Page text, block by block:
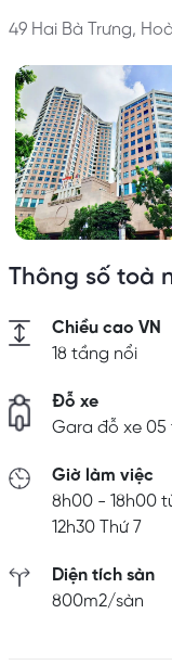
49 Hai Bà Trưng,
Thông số toà
Chiều cao VN
18 tầng nổi
Đỗ xe
Gara đỗ xe 05
Giờ làm việc
8h00 - 18h00
12h30 Thứ 7
Diện tích sàn
800m2/sàn